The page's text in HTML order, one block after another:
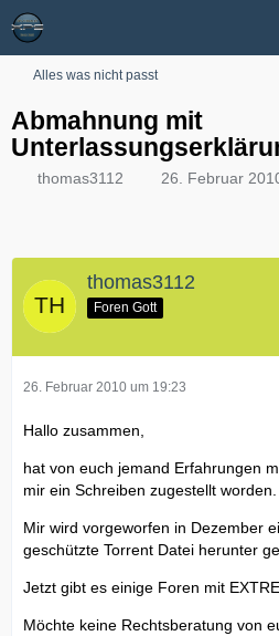
Alles was nicht passt
Abmahnung mit
thomas3112 26. Februar
thomas3112
Foren Gott
26. Februar 2010 um 19:23
Hallo zusammen,
hat von euch jemand Erfahrungen
mir ein Schreiben zugestellt worden.
Mir wird vorgeworfen in Dezember
geschützte Torrent Datei herunter
Jetzt gibt es einige Foren mit
Möchte keine Rechtsberatung von